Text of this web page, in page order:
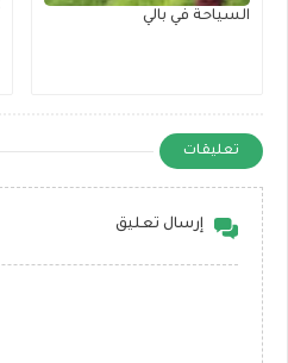
السياحة في بالي
تعليقات
إرسال تعليق